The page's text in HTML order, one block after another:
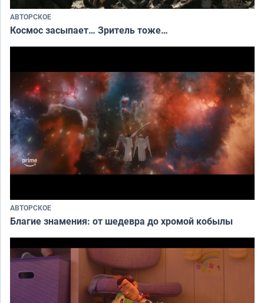
АВТОРСКОЕ
Космос засыпает… Зритель тоже…
АВТОРСКОЕ
Благие знамения: от шедевра до хромой кобылы